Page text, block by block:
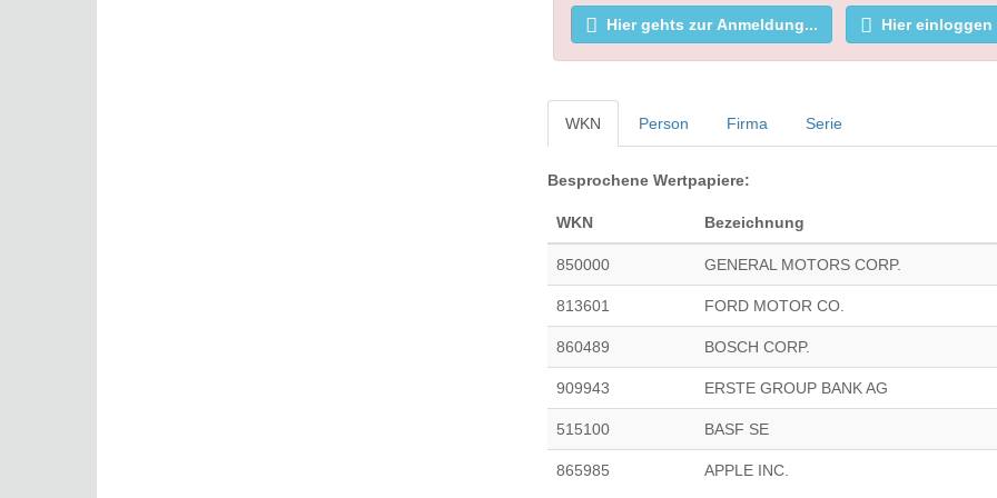
Hier gehts zur Anmeldung... Hier einloggen
WKN Person Firma Serie
Besprochene Wertpapiere:
WKN Bezeichnung
850000 GENERAL MOTORS CORP.
813601 FORD MOTOR CO.
860489 BOSCH CORP.
909943 ERSTE GROUP BANK AG
515100 BASF SE
865985 APPLE INC.